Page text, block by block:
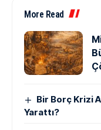
More Read
Bir Borç Krizi
Yarattı?